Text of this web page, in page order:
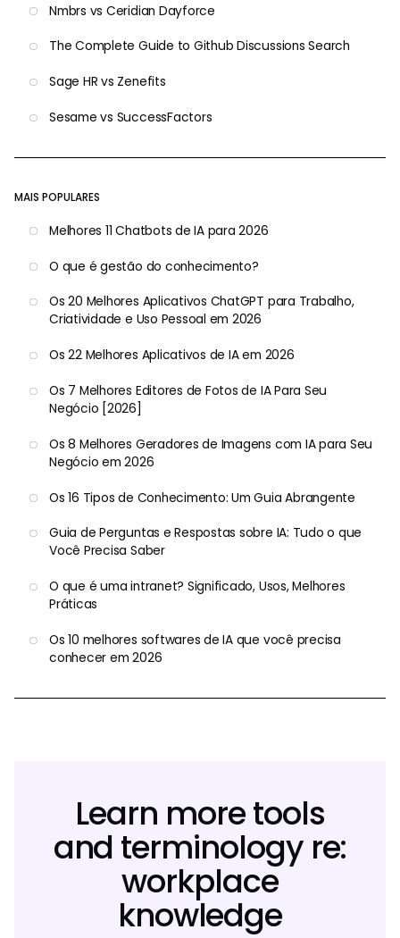
Nmbrs vs Ceridian Dayforce
The Complete Guide to Github Discussions Search
Sage HR vs Zenefits
Sesame vs SuccessFactors
MAIS POPULARES
Melhores 11 Chatbots de IA para 2026
O que é gestão do conhecimento?
Os 20 Melhores Aplicativos ChatGPT para Trabalho,
Criatividade e Uso Pessoal em 2026
Os 22 Melhores Aplicativos de IA em 2026
Os 7 Melhores Editores de Fotos de IA Para Seu
Negócio [2026]
Os 8 Melhores Geradores de Imagens com IA para Seu
Negócio em 2026
Os 16 Tipos de Conhecimento: Um Guia Abrangente
Guia de Perguntas e Respostas sobre IA: Tudo o que
Você Precisa Saber
O que é uma intranet? Significado, Usos, Melhores
Práticas
Os 10 melhores softwares de IA que você precisa
conhecer em 2026
Learn more tools
and terminology re:
workplace
knowledge